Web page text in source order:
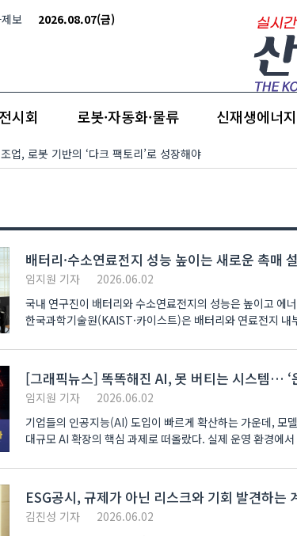
보 2026.08.07(금)
시회 로봇·자동화·물류 신재생에너지
업, 로봇 기반의 ‘다크 팩토리’로 성장해야
배터리·수소연료전지 성능 높이는 새로운 촉매
임지원 기자
2026.06.02
국내 연구진이 배터리와 수소연료전지의 성능은 높이고 에
한국과학기술원(KAIST·카이스트)은 배터리와 연료전지
[그래픽뉴스] 똑똑해진 AI, 못 버티는 시스템… ‘
임지원 기자
2026.06.02
기업들의 인공지능(AI) 도입이 빠르게 확산하는 가운데, 모
대규모 AI 확장의 핵심 과제로 떠올랐다. 실제 운영 환경에
ESG공시, 규제가 아닌 리스크와 기회 발견하는
김진성 기자
2026.06.02